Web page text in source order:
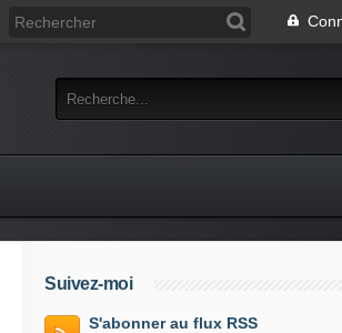
Suivez-moi
S'abonner au flux RSS